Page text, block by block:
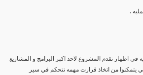
اظهار تقدم المشروع لاحد اكبر البرامج و المشاريع
حتي يتمكنوا من اتخاذ قرارت مهمه تتحكم في سير